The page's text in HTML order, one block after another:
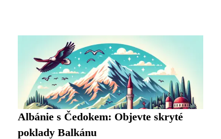
Albánie s Čedokem: Objevte skryté
poklady Balkánu